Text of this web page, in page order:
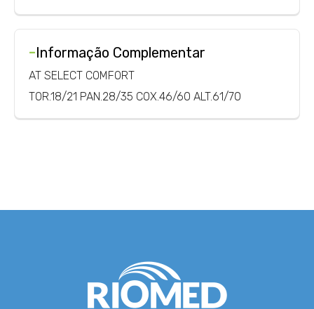
-Informação Complementar
AT SELECT COMFORT
TOR.18/21 PAN.28/35 COX.46/60 ALT.61/70